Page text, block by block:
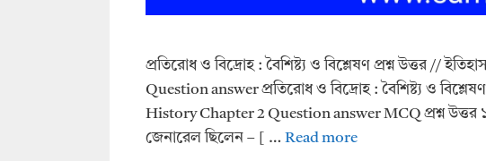
প্রতিরোধ ও বিদ্রোহ : বৈশিষ্ট্য ও বিশ্লেষণ প্রশ্ন উত্তর //
Question answer প্রতিরোধ ও বিদ্রোহ : বৈশিষ্ট্য ও
History Chapter 2 Question answer MCQ প্রশ্ন উত্তর
জেনারেল ছিলেন – [ … Read more